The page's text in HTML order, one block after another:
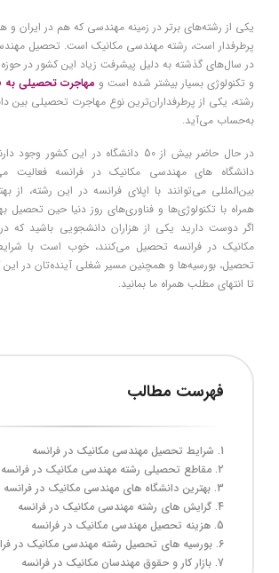
یکی از رشته‌های برتر در زمینه مهندسی که هم در ایران و
پرطرفدار است، رشته مهندسی مکانیک است. تحصیل
در سال‌های گذشته به دلیل پیشرفت زیاد این کشور در
و تکنولوژی بسیار بیشتر شده است و مهاجرت تحصیلی به
رشته، یکی از پرطرفداران‌ترین نوع مهاجرت تحصیلی بین
به‌حساب می‌آید.
در حال حاضر بیش از 50 دانشگاه در این
دانشگاه های مهندسی مکانیک در فرانسه فعالیت
بین‌المللی می‌توانند با اپلای فرانسه در این رشته، از
همراه با تکنولوژی‌ها و فناوری‌های روز دنیا حین تحصیل
اگر دوست دارید یکی از هزاران دانشجویی باشید که
مکانیک در فرانسه تحصیل می‌کنند، خوب است با
تحصیل، بورسیه‌ها و همچنین مسیر شغلی آینده‌تان در
تا انتهای مطلب همراه ما بمانید.
فهرست مطالب
شرایط تحصیل مهندسی مکانیک در فرانسه
مقاطع تحصیلی رشته مهندسی مکانیک در فرانسه
بهترین دانشگاه های مهندسی مکانیک در فرانسه
گرایش ‌های رشته مهندسی مکانیک در فرانسه
هزینه تحصیل مهندسی مکانیک در فرانسه
بورسیه ‌های تحصیل رشته مهندسی مکانیک در
بازار کار و حقوق مهندسان مکانیک در فرانسه